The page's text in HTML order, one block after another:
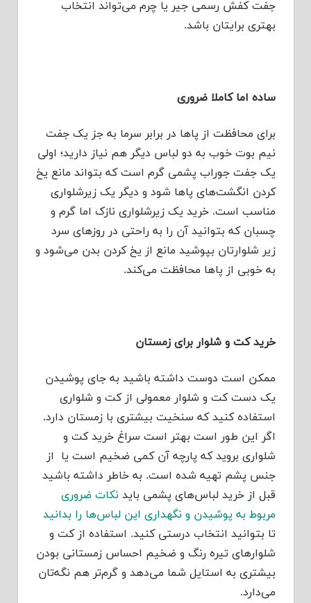
جفت کفش رسمی جیر یا چرم می‌تواند انتخاب
بهتری برایتان باشد.
ساده اما کاملا ضروری
برای محافظت از پاها در برابر سرما به جز یک جفت
نیم بوت خوب به دو لباس دیگر هم نیاز دارید؛ اولی
یک جفت جوراب پشمی گرم است که بتواند مانع یخ
کردن انگشت‌های پاها شود و دیگر یک زیرشلواری
مناسب است. خرید یک زیرشلواری نازک اما گرم و
چسبان که بتوانید آن را به راحتی در روزهای سرد
زیر شلوارتان بپوشید مانع از یخ کردن بدن می‌شود و
به خوبی از پاها محافظت می‌کند.
خرید کت و شلوار برای زمستان
ممکن است دوست داشته باشید به جای پوشیدن
یک دست کت و شلوار معمولی از کت و شلواری
استفاده کنید که سنخیت بیشتری با زمستان دارد.
اگر این طور است بهتر است سراغ خرید کت و
شلواری بروید که پارچه آن کمی ضخیم است یا از
جنس پشم تهیه شده است. به خاطر داشته باشید
قبل از خرید لباس‌های پشمی باید نکات ضروری
مربوط به پوشیدن و نگهداری این لباس‌ها را بدانید
تا بتوانید انتخاب درستی کنید. استفاده از کت و
شلوارهای تیره رنگ و ضخیم احساس زمستانی بودن
بیشتری به استایل شما می‌دهد و گرم‌تر هم نگه‌تان
می‌دارد.